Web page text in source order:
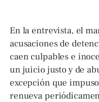
En la entrevista, el
acusaciones de
caen culpables e
un juicio justo y de
excepción que
renueva